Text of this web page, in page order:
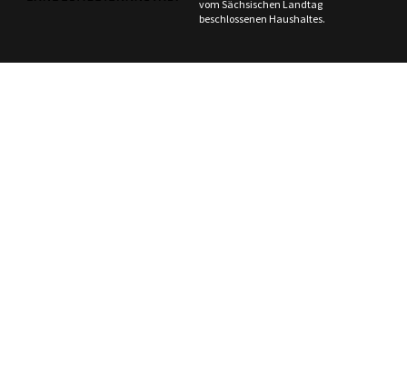
vom Sächsischen Landtag
beschlossenen Haushaltes.